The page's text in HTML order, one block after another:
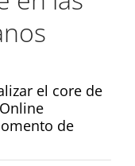
el core de
de